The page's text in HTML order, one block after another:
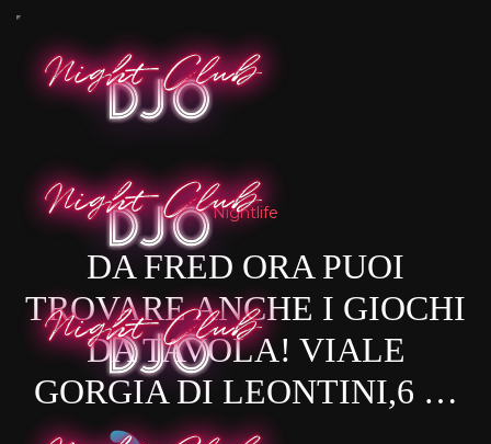
Nightlife
DA FRED ORA PUOI
TROVARE ANCHE I GIOCHI
DA TAVOLA! VIALE
GORGIA DI LEONTINI,6 …